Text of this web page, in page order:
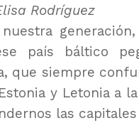
Rodríguez
nuestra
país báltico
que siempre
y Letonia a
las capitales